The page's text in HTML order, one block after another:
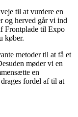
til at vurdere en
og herved går vi ind
Frontplade til Expo
køber.
metoder til at få et
møder vi en
en
fordel af til at